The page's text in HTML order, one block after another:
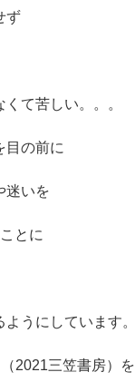
ず
て苦しい。。。
目の前に
迷いを
とに
うにしています。
2021三笠書房）を